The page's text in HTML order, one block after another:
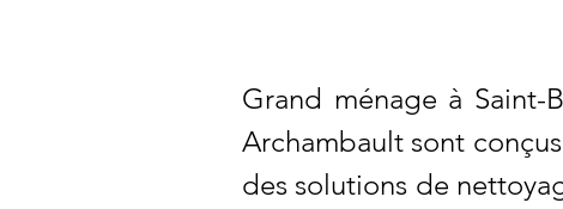
Grand ménage à Saint-
Archambault sont
des solutions de